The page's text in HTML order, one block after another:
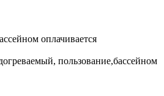
оплачивается
пользование,бассейном